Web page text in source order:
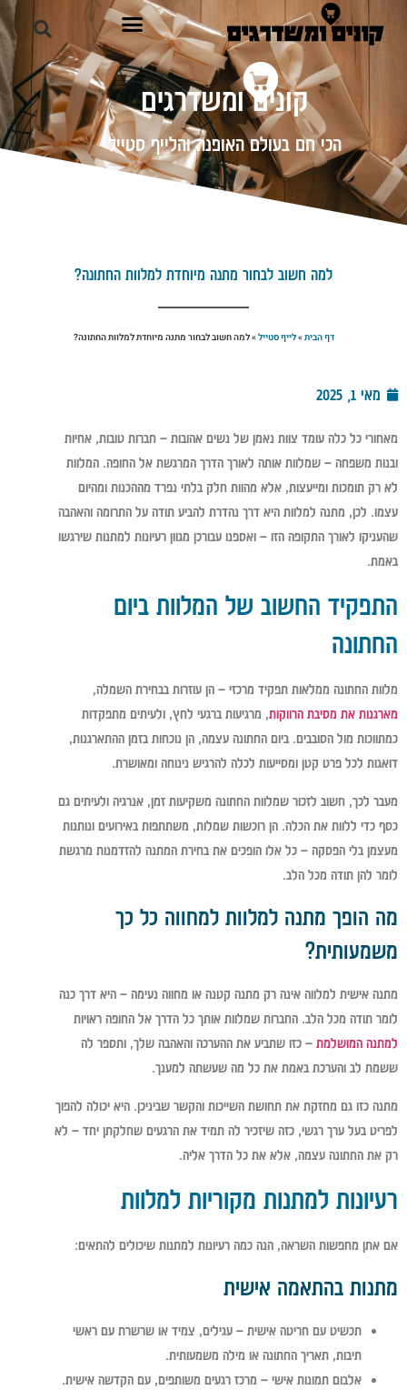
קונים ומשדרגים
הכי חם בעולם האופנה והלייף סטייל
למה חשוב לבחור מתנה מיוחדת למלוות החתונה?
דף הבית»לייף סטייל»למה חשוב לבחור מתנה מיוחדת למלוות החתונה?
מאי 1, 2025
מאחורי כל כלה עומד צוות נאמן של נשים אהובות – חברות טובות, אחיות
ובנות משפחה – שמלוות אותה לאורך הדרך המרגשת אל החופה. המלוות
לא רק תומכות ומייעצות, אלא מהוות חלק בלתי נפרד מההכנות ומהיום
עצמו. לכן, מתנה למלוות היא דרך נהדרת להביע תודה על התרומה והאהבה
שהעניקו לאורך התקופה הזו – ואספנו עבורכן מגוון רעיונות למתנות שירגשו
באמת.
התפקיד החשוב של המלוות ביום
החתונה
מלוות החתונה ממלאות תפקיד מרכזי – הן עוזרות בבחירת השמלה,
מארגנות את מסיבת הרווקות, מרגיעות ברגעי לחץ, ולעיתים מתפקדות
כמתווכות מול הסובבים. ביום החתונה עצמה, הן נוכחות בזמן ההתארגנות,
דואגות לכל פרט קטן ומסייעות לכלה להרגיש נינוחה ומאושרת.
מעבר לכך, חשוב לזכור שמלוות החתונה משקיעות זמן, אנרגיה ולעיתים גם
כסף כדי ללוות את הכלה. הן רוכשות שמלות, משתתפות באירועים ונותנות
מעצמן בלי הפסקה – כל אלו הופכים את בחירת המתנה להזדמנות מרגשת
לומר להן תודה מכל הלב.
מה הופך מתנה למלוות למחווה כל כך
משמעותית?
מתנה אישית למלווה אינה רק מתנה קטנה או מחווה נעימה – היא דרך כנה
לומר תודה מכל הלב. החברות שמלוות אותך כל הדרך אל החופה ראויות
למתנה המושלמת – כזו שתביע את ההערכה והאהבה שלך, ותספר לה
ששמת לב והערכת באמת את כל מה שעשתה למענך.
מתנה כזו גם מחזקת את תחושת השייכות והקשר שביניכן. היא יכולה להפוך
לפריט בעל ערך רגשי, כזה שיזכיר לה תמיד את הרגעים שחלקתן יחד – לא
רק את החתונה עצמה, אלא את כל הדרך אליה.
רעיונות למתנות מקוריות למלוות
אם אתן מחפשות השראה, הנה כמה רעיונות למתנות שיכולים להתאים:
מתנות בהתאמה אישית
תכשיט עם חריטה אישית – עגילים, צמיד או שרשרת עם ראשי
תיבות, תאריך החתונה או מילה משמעותית.
אלבום תמונות אישי – מרכז רגעים משותפים, עם הקדשה אישית.